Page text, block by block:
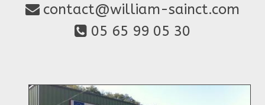
contact@william-sainct.com
05 65 99 05 30